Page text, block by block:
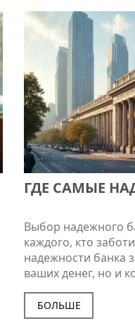
маркетинговые
языком и с
ГДЕ САМЫЕ
Выбор надежного
каждого, кто
надежности банка
ваших денег, но и
финансовых услуг.
считаются
факторы стоит
БОЛЬШЕ